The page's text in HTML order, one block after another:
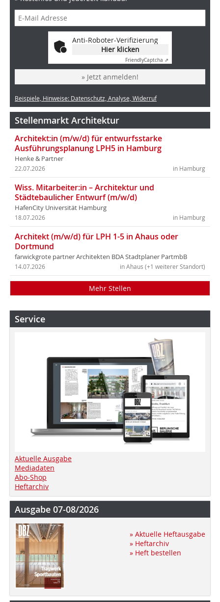
Anti-Roboter-Verifizierung
Hier klicken
FriendlyCaptcha ⇗
» Jetzt anmelden!
Beispiele, Hinweise: Datenschutz, Analyse, Widerruf
Stellenmarkt Architektur
Architekt:in (m/w/d) für entwurfsstarke
Ausführungsplanung LPH5 in Hamburg
Henke & Partner
in Hamburg
22.07.2026
Wiss. Mitarbeiter:in – Architektur und
Städtebaulicher Entwurf (m/w/d)
HafenCity Universität Hamburg
in Hamburg
18.07.2026
Architekt (m/w/d) für LPH 1-5 in Ahaus oder
Dortmund
farwickgrote partner Architekten BDA Stadtplaner PartmbB
in Ahaus (+1 weiterer Standort)
14.07.2026
Mehr Stellen
Service
Aktuelle Ausgabe
Mediadaten
Abo-Shop
Heftarchiv
Ausgabe 07-08/2026
» Aktuelle Heftausgabe
» Heftarchiv
» Heft bestellen